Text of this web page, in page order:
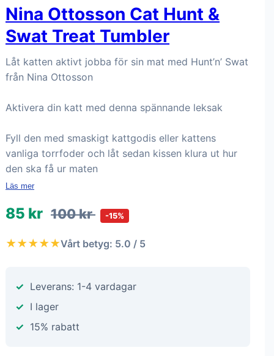
Nina Ottosson Cat Hunt &
Swat Treat Tumbler
Låt katten aktivt jobba för sin mat med Hunt’n’ Swat
från Nina Ottosson
Aktivera din katt med denna spännande leksak
Fyll den med smaskigt kattgodis eller kattens
vanliga torrfoder och låt sedan kissen klura ut hur
den ska få ur maten
Läs mer
85 kr 100 kr -15%
★★★★★Vårt betyg: 5.0 / 5
Leverans: 1-4 vardagar
I lager
15% rabatt